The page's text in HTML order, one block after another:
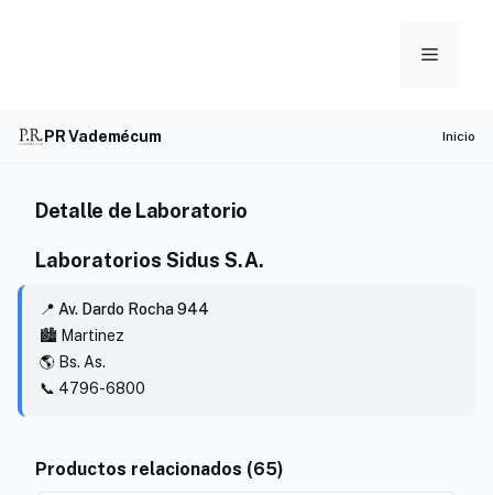
Menu
PR Vademécum Inicio
Detalle de Laboratorio
Laboratorios Sidus S.A.
📍 Av. Dardo Rocha 944
🏙️ Martinez
🌎 Bs. As.
📞 4796-6800
Productos relacionados (65)